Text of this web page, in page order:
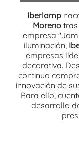
Iberlamp
Morenotras
empresa
iluminación,
empresas
decorativa.
continuo
innovación de
Para ello,
desarrollo